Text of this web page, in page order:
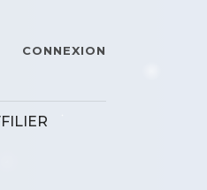
CONNEXION